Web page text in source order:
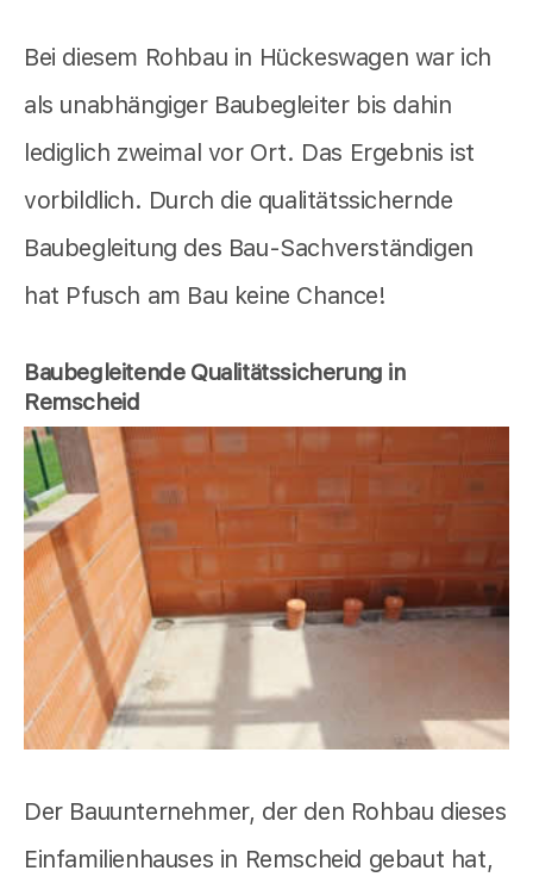
Bei diesem Rohbau in Hückeswagen war ich
als unabhängiger Baubegleiter bis dahin
lediglich zweimal vor Ort. Das Ergebnis ist
vorbildlich. Durch die qualitätssichernde
Baubegleitung des Bau-Sachverständigen
hat Pfusch am Bau keine Chance!
Baubegleitende Qualitätssicherung in
Remscheid
Der Bauunternehmer, der den Rohbau dieses
Einfamilienhauses in Remscheid gebaut hat,